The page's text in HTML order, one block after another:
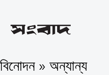
বিনোদন » অন্যান্য